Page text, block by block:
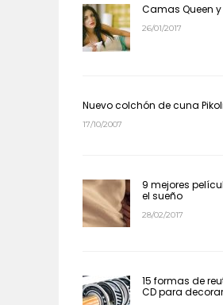
Camas Queen y
26/01/2017
Nuevo colchón de cuna
17/10/2007
9 mejores
el sueño
28/02/2017
15 formas de
CD para decorar